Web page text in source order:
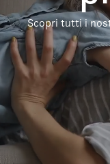
Scopri tutti i